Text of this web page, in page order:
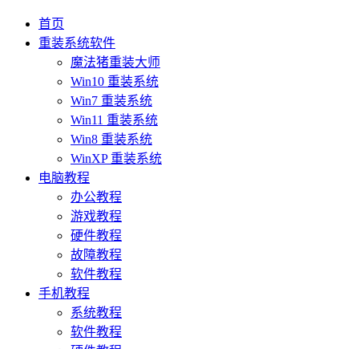
首页
重装系统软件
魔法猪重装大师
Win10 重装系统
Win7 重装系统
Win11 重装系统
Win8 重装系统
WinXP 重装系统
电脑教程
办公教程
游戏教程
硬件教程
故障教程
软件教程
手机教程
系统教程
软件教程